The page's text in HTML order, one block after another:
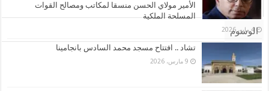
تعليقات
الوسوم
الأمير مولاي الحسن منسقا لمكاتب ومصالح القوات
المسلحة الملكية
4 مايو، 2026
تشاد .. افتتاح مسجد محمد السادس بانجامينا
9 مارس، 2026